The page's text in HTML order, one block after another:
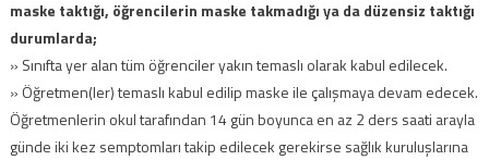
maske taktığı, öğrencilerin maske takmadığı ya da düzensiz taktığı
durumlarda;
» Sınıfta yer alan tüm öğrenciler yakın temaslı olarak kabul edilecek.
» Öğretmen(ler) temaslı kabul edilip maske ile çalışmaya devam edecek.
Öğretmenlerin okul tarafından 14 gün boyunca en az 2 ders saati arayla
günde iki kez semptomları takip edilecek gerekirse sağlık kuruluşlarına